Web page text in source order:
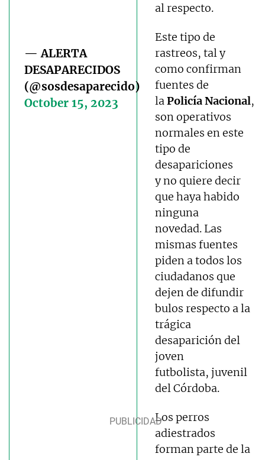
— ALERTA
DESAPARECIDOS
(@sosdesaparecido)
October 15, 2023
al respecto.
Este tipo de
rastreos, tal y
como confirman
fuentes de
laPolicía Nacional,
son operativos
normales en este
tipo de
desapariciones
y no quiere decir
que haya habido
ninguna
novedad. Las
mismas fuentes
piden a todos los
ciudadanos que
dejen de difundir
bulos respecto a la
trágica
desaparición del
joven
futbolista, juvenil
del Córdoba.
Los perros
adiestrados
forman parte de la